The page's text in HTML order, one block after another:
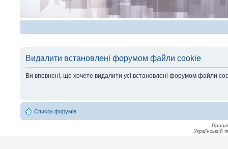
Видалити встановлені форумом файли cookie
Ви впевнені, що хочете видалити усі встановлені форумом файли
Список форумів
Український